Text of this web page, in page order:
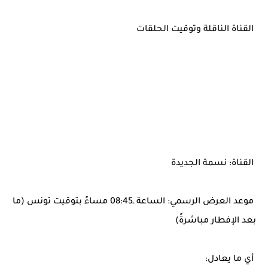
القناة الناقلة وتوقيت الحلقات
القناة: نسمة الجديدة
موعد العرض الرسمي: الساعة ـ08:45 مساءً بتوقيت تونس (ما
بعد الإفطار مباشرةً)
أي ما يعادل: